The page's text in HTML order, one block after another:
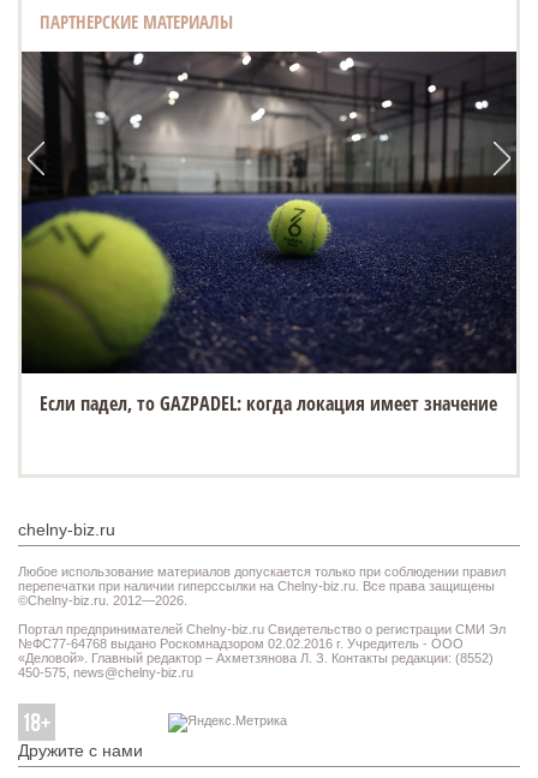
ПАРТНЕРСКИЕ МАТЕРИАЛЫ
Если падел, то GAZPADEL: когда локация имеет значение
chelny-biz.ru
Любое использование материалов допускается только при соблюдении правил
перепечатки при наличии гиперссылки на Chelny-biz.ru. Все права защищены
©Chelny-biz.ru. 2012—2026.
Портал предпринимателей Chelny-biz.ru Свидетельство о регистрации СМИ Эл
№ФС77-64768 выдано Роскомнадзором 02.02.2016 г. Учредитель - ООО
«Деловой». Главный редактор – Ахметзянова Л. З. Контакты редакции: (8552)
450-575, news@chelny-biz.ru
Дружите с нами